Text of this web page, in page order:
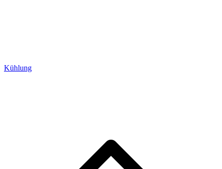
Kühlung